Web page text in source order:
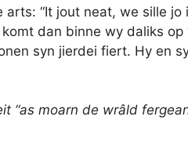
arts: “It jout neat, we sille
dan binne wy daliks
syn jierdei fiert. Hy en
“as moarn de wrâld